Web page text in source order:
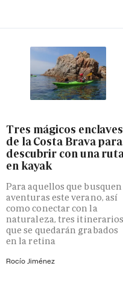
Tres mágicos enclaves
de la Costa Brava para
descubrir con una
en kayak
Para aquellos que busquen
aventuras este verano, así
como conectar con la
naturaleza, tres
que se quedarán grabados
en la retina
Rocío Jiménez